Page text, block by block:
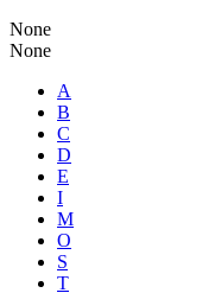
None
None
A
B
C
D
E
I
M
O
S
T